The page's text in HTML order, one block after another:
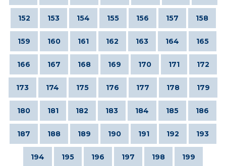
152 153 154 155 156 157 158
159 160 161 162 163 164 165
166 167 168 169 170 171 172
173 174 175 176 177 178 179
180 181 182 183 184 185 186
187 188 189 190 191 192 193
194 195 196 197 198 199